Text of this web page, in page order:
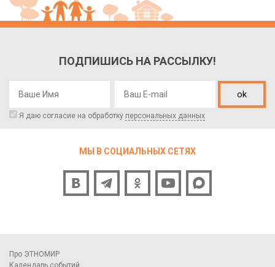
ПОДПИШИСЬ НА РАССЫЛКУ!
ok
Я даю согласие на обработку персональных данных
МЫ В СОЦИАЛЬНЫХ СЕТЯХ
Про ЭТНОМИР
Календарь событий